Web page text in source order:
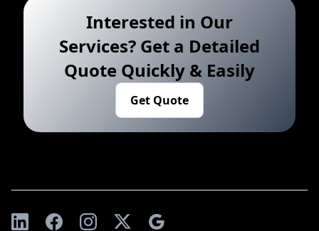
Interested in Our
Services? Get a Detailed
Quote Quickly & Easily
Get Quote